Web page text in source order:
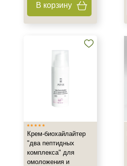
Класс косметики
Универсальная
Все типы кожи
Зрелая
Показать еще
Возраст
В корзину
Крем-биохайлайтер
"два пептидных
комплекса" для
омоложения и